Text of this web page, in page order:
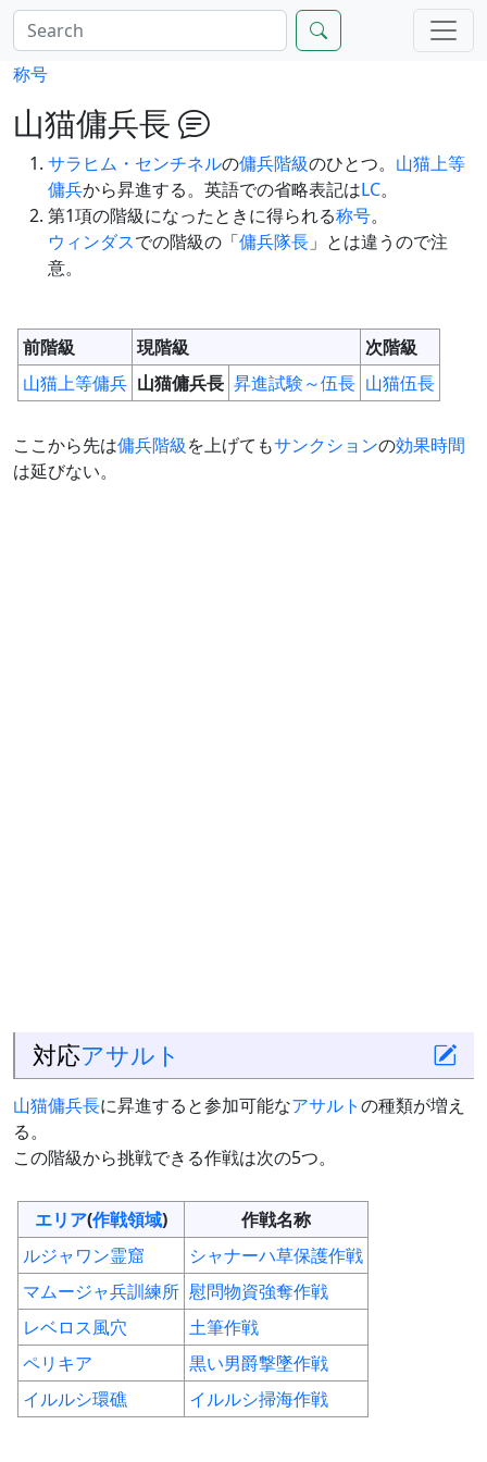
称号
山猫傭兵長
サラヒム・センチネルの傭兵階級のひとつ。 山猫上等
傭兵から昇進する。英語での省略表記はLC。
第1項の階級になったときに得られる称号。
ウィンダスでの階級の「傭兵隊長 」とは違うので注
意。
前階級 現階級
次階級
山猫上等傭兵 山猫傭兵長 昇進試験～伍長 山猫伍長
ここから先は傭兵階級を上げてもサンクションの効果時間
は延びない。
対応アサルト
山猫傭兵長に昇進すると参加可能なアサルトの種類が増え
る。
この階級から挑戦できる作戦は次の5つ。
エリア(作戦領域)
作戦名称
ルジャワン霊窟
シャナーハ草保護作戦
マムージャ兵訓練所 慰問物資強奪作戦
レベロス風穴
土筆作戦
ペリキア
黒い男爵撃墜作戦
イルルシ環礁
イルルシ掃海作戦